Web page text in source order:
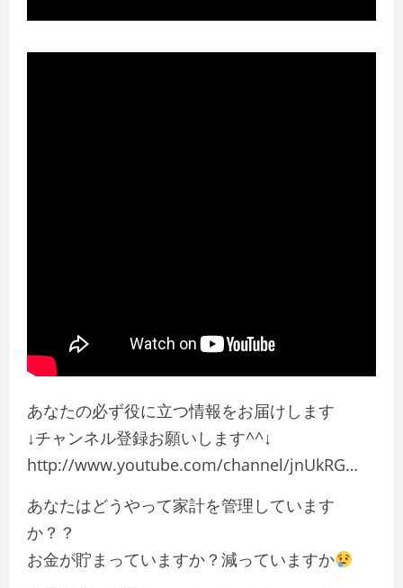
あなたの必ず役に立つ情報をお届けします
↓チャンネル登録お願いします^^↓
http://www.youtube.com/channel/jnUkRG…
あなたはどうやって家計を管理しています
か？？
お金が貯まっていますか？減っていますか